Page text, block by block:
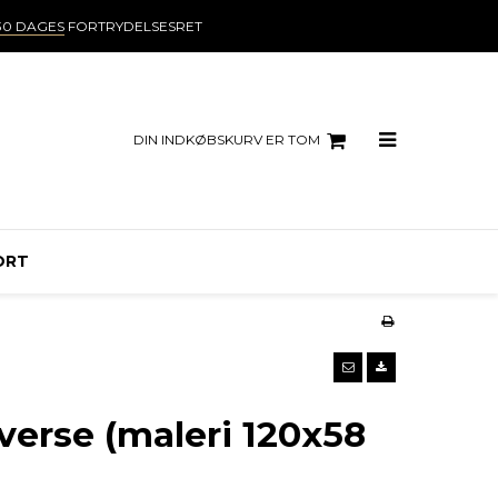
DAGESFORTRYDELSESRET
DIN INDKØBSKURV ER TOM
(maleri 120x58